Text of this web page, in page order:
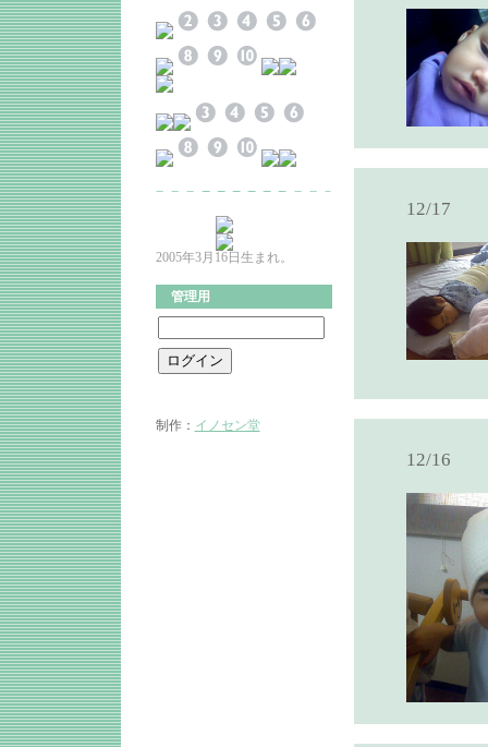
2005年3月16日生まれ。
管理用
制作： イノセン堂
12/17
12/16